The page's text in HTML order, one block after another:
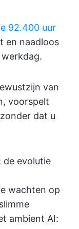
92.400 uur
en naadloos
van
voorspelt
dat u
de evolutie
wachten op
ambient AI: